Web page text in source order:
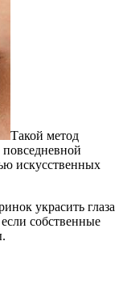
Такой метод
повседневной
искусственных
украсить глаза
собственные